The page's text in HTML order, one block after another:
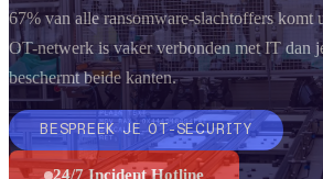
Business Continuity Services
Business Continuity & Recovery
Sectoren
Maakindustrie
67% van alle ransomware-slachtoffers komt
OT-netwerk is vaker verbonden met IT dan
beschermt beide kanten.
BESPREEK JE OT-SECURITY
24/7 Incident Hotline